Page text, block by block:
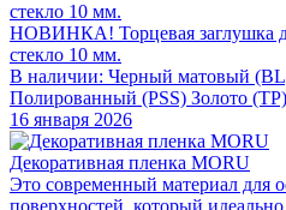
НОВИНКА! Торцевая заглушка
стекло 10 мм.
В наличии: Черный матовый
Полированный (PSS) Золото
16 января 2026
Декоративная пленка MORU
Это современный материал для
поверхностей, который